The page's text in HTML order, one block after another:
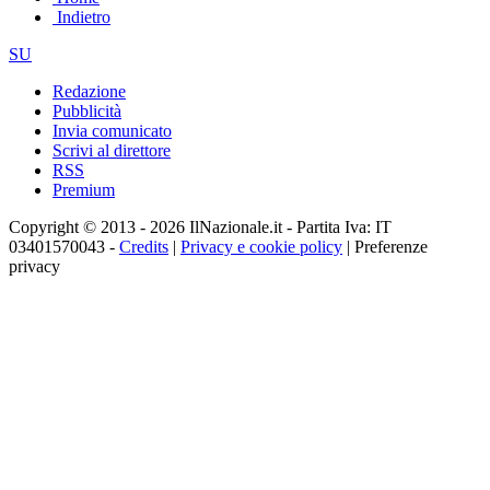
Indietro
SU
Redazione
Pubblicità
Invia comunicato
Scrivi al direttore
RSS
Premium
Copyright © 2013 - 2026 IlNazionale.it - Partita Iva: IT
03401570043 - Credits | Privacy e cookie policy | Preferenze
privacy